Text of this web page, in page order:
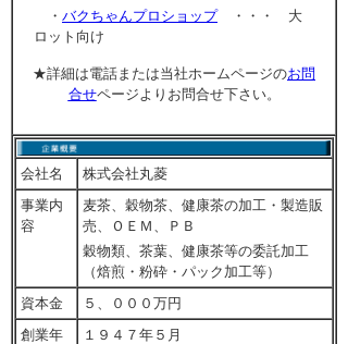
・ バクちゃんプロショップ・・・ 大
ロット向け
★詳細は電話または当社ホームページのお問
合せページよりお問合せ下さい。
会社名
株式会社丸菱
事業内
容
麦茶、穀物茶、健康茶の加工・製造販
売、ＯＥＭ、ＰＢ
穀物類、茶葉、健康茶等の委託加工
（焙煎・粉砕・パック加工等）
資本金
５、０００万円
創業年
１９４７年５月